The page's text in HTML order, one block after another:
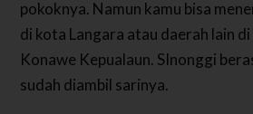
pokoknya. Namun kamu bisa
di kota Langara atau daerah lain
Konawe Kepualaun. SInonggi
sudah diambil sarinya.